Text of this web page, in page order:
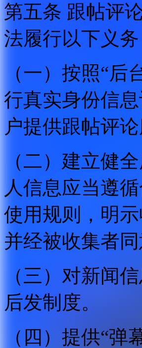
第五条 跟帖评
法履行以下义务
（一）按照“
行真实身份信
户提供跟帖评论
（二）建立健
人信息应当遵
使用规则，明
并经被收集者同
（三）对新闻
后发制度。
（四）提供“